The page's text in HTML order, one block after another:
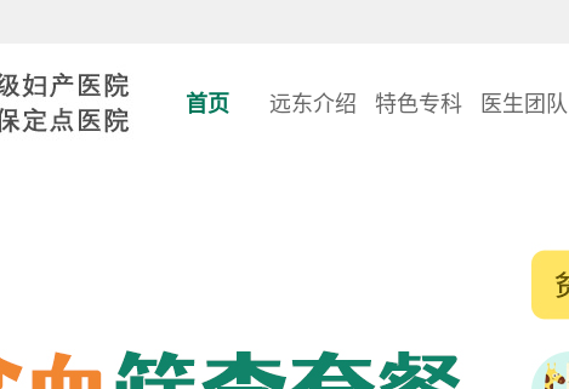
首页 远东介绍 特色专科 医生团队